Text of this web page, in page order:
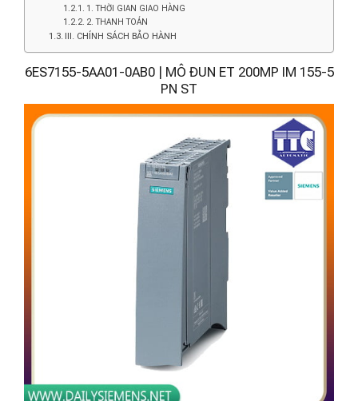
1. THỜI GIAN GIAO HÀNG
2. THANH TOÁN
III. CHÍNH SÁCH BẢO HÀNH
6ES7155-5AA01-0AB0 | MÔ ĐUN ET 200MP IM 155-5
PN ST